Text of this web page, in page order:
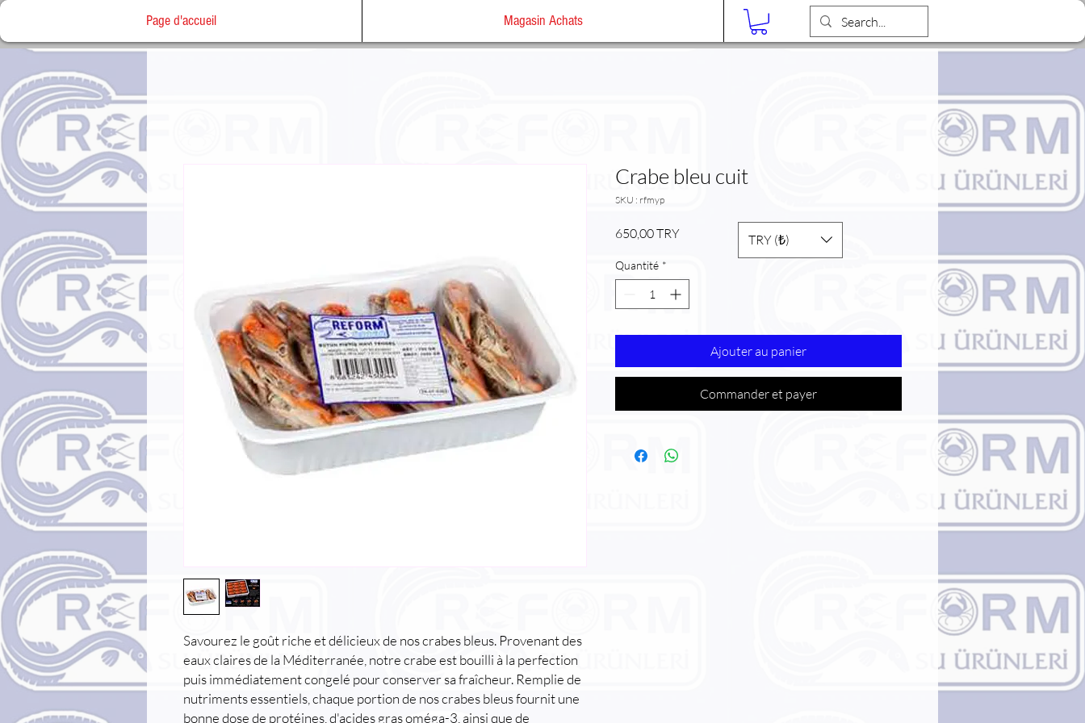
Page d'accueil Magasin Achats
Savourez le goût riche et délicieux de nos crabes bleus. Provenant des
eaux claires de la Méditerranée, notre crabe est bouilli à la perfection
puis immédiatement congelé pour conserver sa fraîcheur. Remplie de
nutriments essentiels, chaque portion de nos crabes bleus fournit une
bonne dose de protéines, d'acides gras oméga-3, ainsi que de
Crabe bleu cuit
SKU : rfmyp
650,00 TRYPrix
Quantité *
Ajouter au panier
Commander et payer
TRY (₺)